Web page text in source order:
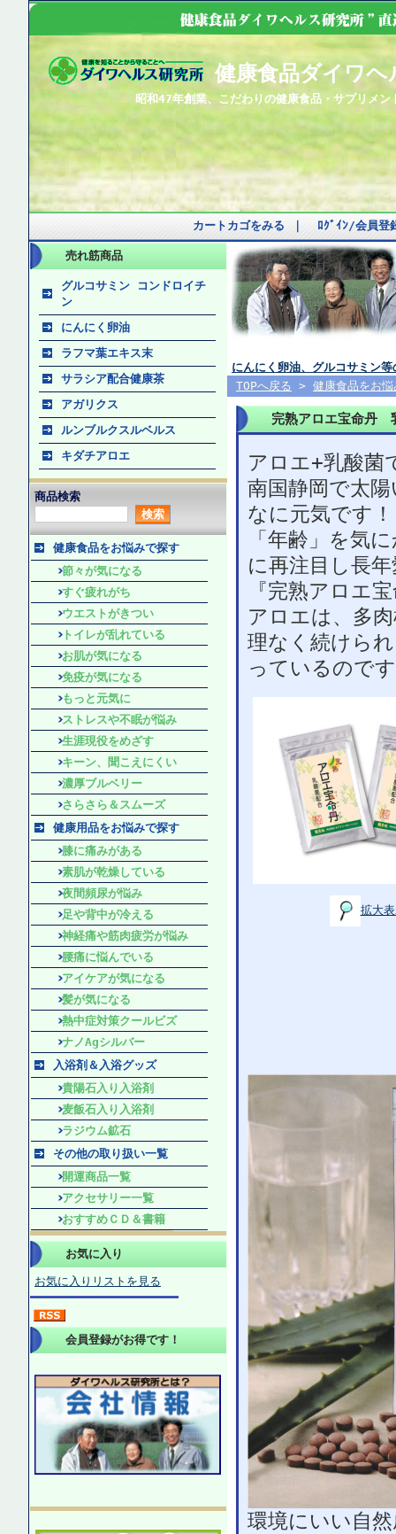
健康食品ダイワヘ
昭和47年創業、こだわりの健康食品・サプリメン
カートカゴをみる ﾛｸﾞｲﾝ/会員登
売れ筋商品
グルコサミン コンドロイチ
ン
にんにく卵油
ラフマ葉エキス末
サラシア配合健康茶
アガリクス
ルンブルクスルベルス
キダチアロエ
商品検索
健康食品をお悩みで探す
節々が気になる
すぐ疲れがち
ウエストがきつい
トイレが乱れている
お肌が気になる
免疫が気になる
もっと元気に
ストレスや不眠が悩み
生涯現役をめざす
キーン、聞こえにくい
濃厚ブルベリー
さらさら＆スムーズ
健康用品をお悩みで探す
膝に痛みがある
素肌が乾燥している
夜間頻尿が悩み
足や背中が冷える
神経痛や筋肉疲労が悩み
腰痛に悩んでいる
アイケアが気になる
髪が気になる
熱中症対策クールビズ
ナノAgシルバー
入浴剤＆入浴グッズ
貴陽石入り入浴剤
麦飯石入り入浴剤
ラジウム鉱石
その他の取り扱い一覧
開運商品一覧
アクセサリー一覧
おすすめＣＤ＆書籍
お気に入り
お気に入りリストを見る
会員登録がお得です！
にんにく卵油、グルコサミン
TOPへ戻る > 健康食品をお
完熟アロエ宝命丹
アロエ+乳酸菌
南国静岡で太
なに元気です！
「年齢」を気
に再注目し長
『完熟アロエ
アロエは、多
理なく続けら
っているので
拡大
環境にいい自